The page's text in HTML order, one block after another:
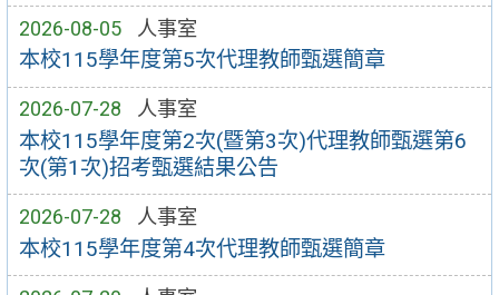
2026-08-05 人事室
本校115學年度第5次代理教師甄選簡章
2026-07-28 人事室
本校115學年度第2次(暨第3次)代理教師甄選第6
次(第1次)招考甄選結果公告
2026-07-28 人事室
本校115學年度第4次代理教師甄選簡章